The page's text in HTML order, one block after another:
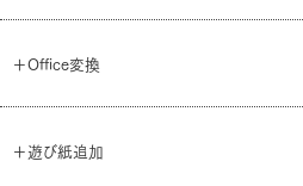
＋Office変換
＋遊び紙追加